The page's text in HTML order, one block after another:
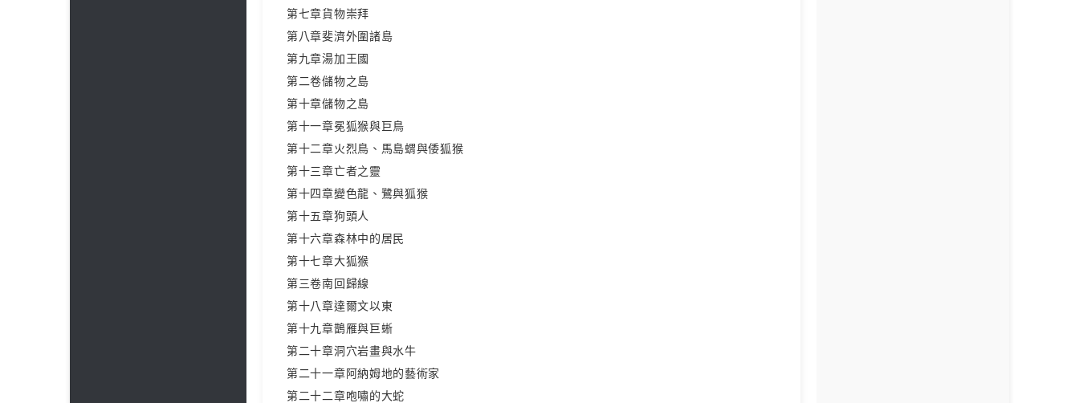
第七章貨物崇拜
第八章斐濟外圍諸島
第九章湯加王國
第二卷儲物之島
第十章儲物之島
第十一章冕狐猴與巨鳥
第十二章火烈鳥、馬島蝟與倭狐猴
第十三章亡者之靈
第十四章變色龍、鷺與狐猴
第十五章狗頭人
第十六章森林中的居民
第十七章大狐猴
第三卷南回歸線
第十八章達爾文以東
第十九章鵲雁與巨蜥
第二十章洞穴岩畫與水牛
第二十一章阿納姆地的藝術家
第二十二章咆嘯的大蛇